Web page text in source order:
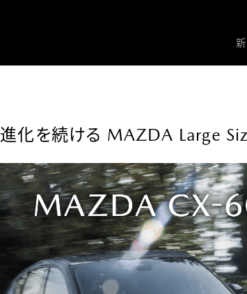
進化を続ける MAZDA Large